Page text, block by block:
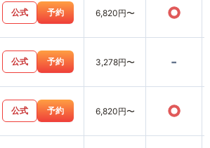
公式 予約 6,820円〜 ○
公式 予約 3,278円〜 -
公式 予約 6,820円〜 ○